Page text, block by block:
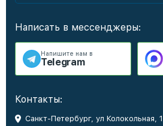
Написать в мессенджеры:
Напишите нам в
Telegram
Контакты:
Санкт-Петербург, ул Колокольная, 1